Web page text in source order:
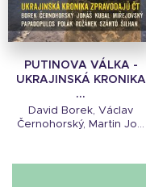
PUTINOVA VÁLKA -
UKRAJINSKÁ KRONIKA
...
David Borek, Václav
Černohorský, Martin Jo...